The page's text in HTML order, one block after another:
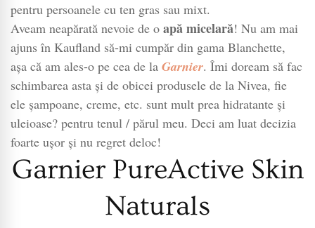
micelară
ten
mixt
pentru persoanele cu ten gras sau mixt.
Aveam neapărată nevoie de o apă micelară! Nu am mai
ajuns în Kaufland să-mi cumpăr din gama Blanchette,
așa că am ales-o pe cea de la Garnier. Îmi doream să fac
schimbarea asta și de obicei produsele de la Nivea, fie
ele șampoane, creme, etc. sunt mult prea hidratante și
uleioase? pentru tenul / părul meu. Deci am luat decizia
foarte ușor și nu regret deloc!
Garnier PureActive Skin
Naturals